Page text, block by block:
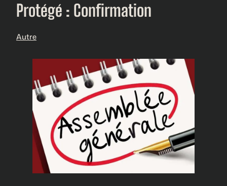
Protégé : Confirmation
Autre